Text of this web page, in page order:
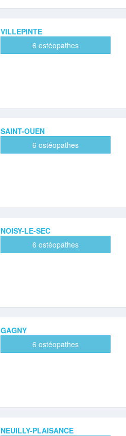
VILLEPINTE
6 ostéopathes
SAINT-OUEN
6 ostéopathes
NOISY-LE-SEC
6 ostéopathes
GAGNY
6 ostéopathes
NEUILLY-PLAISANCE